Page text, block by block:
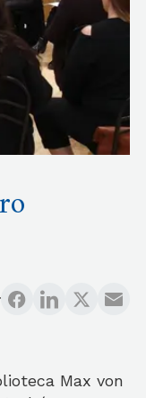
Max von